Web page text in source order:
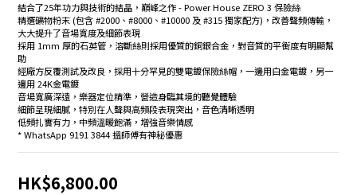
結合了25年功力與技術的結晶，巔峰之作 - Power House ZERO 3 保險絲
精選礦物粉末 (包含 #2000、#8000、#10000 及 #315 獨家配方)，改善聲頻傳輸，
大大提升了音場寬度及細節表現
採用 1mm 厚的石英管，溶斷絲則採用優質的銅銀合金，對音質的平衡度有明顯幫
助
經廠方反覆測試及改良，採用十分罕見的雙電鍍保險絲帽，一邊用白金電鍍，另一
邊用 24K金電鍍
音場寬廣深遠，樂器定位精準，營造身臨其境的聽覺體驗
細節呈現細膩，特別在人聲與高頻段表現突出，音色清晰透明
低頻扎實有力，中頻溫暖飽滿，增強音樂情感
* WhatsApp 9191 3844 搵師傅有神秘優惠
HK$6,800.00